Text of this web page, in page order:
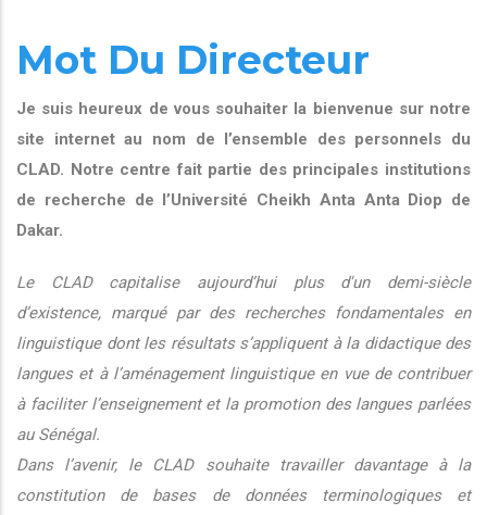
Mot Du Directeur
Je suis heureux de vous souhaiter la bienvenue sur notre
site internet au nom de l’ensemble des personnels du
CLAD. Notre centre fait partie des principales institutions
de recherche de l’Université Cheikh Anta Anta Diop de
Dakar.
Le CLAD capitalise aujourd’hui plus d'un demi-siècle
d’existence, marqué par des recherches fondamentales en
linguistique dont les résultats s’appliquent à la didactique des
langues et à l’aménagement linguistique en vue de contribuer
à faciliter l’enseignement et la promotion des langues parlées
au Sénégal.
Dans l’avenir, le CLAD souhaite travailler davantage à la
constitution de bases de données terminologiques et